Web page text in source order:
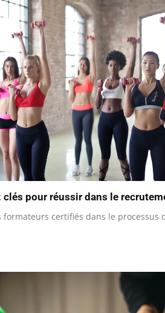
clés pour réussir dans le
formateurs certifiés dans le